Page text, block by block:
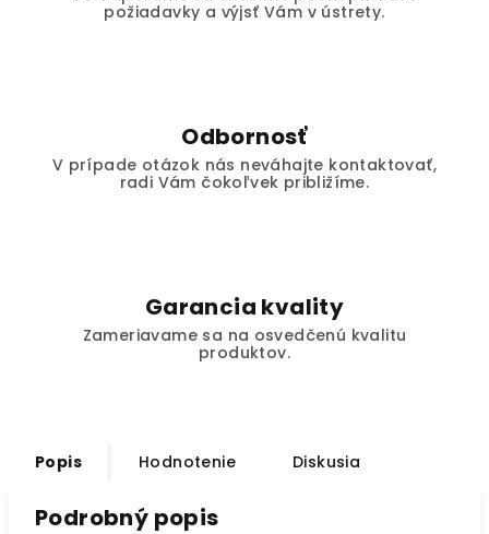
požiadavky a výjsť Vám v ústrety.
Odbornosť
V prípade otázok nás neváhajte kontaktovať,
radi Vám čokoľvek približíme.
Garancia kvality
Zameriavame sa na osvedčenú kvalitu
produktov.
Popis Hodnotenie Diskusia
Podrobný popis